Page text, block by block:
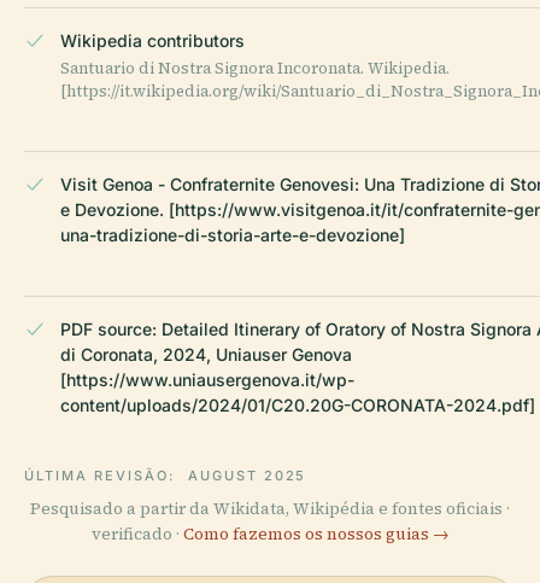
Wikipedia contributors
Santuario di Nostra Signora Incoronata. Wikipedia.
[https://it.wikipedia.org/wiki/
Visit Genoa - Confraternite Genovesi: Una Tradizione di
e Devozione. [https://www.visitgenoa.it/it/confraternite-
una-tradizione-di-storia-arte-e-devozione]
PDF source: Detailed Itinerary of Oratory of Nostra Signora
di Coronata, 2024, Uniauser Genova
[https://www.uniausergenova.it/wp-
content/uploads/2024/01/C20.20G-CORONATA-2024.pdf]
ÚLTIMA REVISÃO: AUGUST 2025
Pesquisado a partir da Wikidata, Wikipédia e fontes oficiais ·
verificado · Como fazemos os nossos guias →